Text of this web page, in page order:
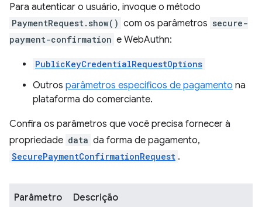
Para autenticar o usuário, invoque o método
PaymentRequest.show() com os parâmetros secure-
payment-confirmation e WebAuthn:
PublicKeyCredentialRequestOptions
Outros parâmetros específicos de pagamento na
plataforma do comerciante.
Confira os parâmetros que você precisa fornecer à
propriedade data da forma de pagamento,
SecurePaymentConfirmationRequest .
Parâmetro Descrição